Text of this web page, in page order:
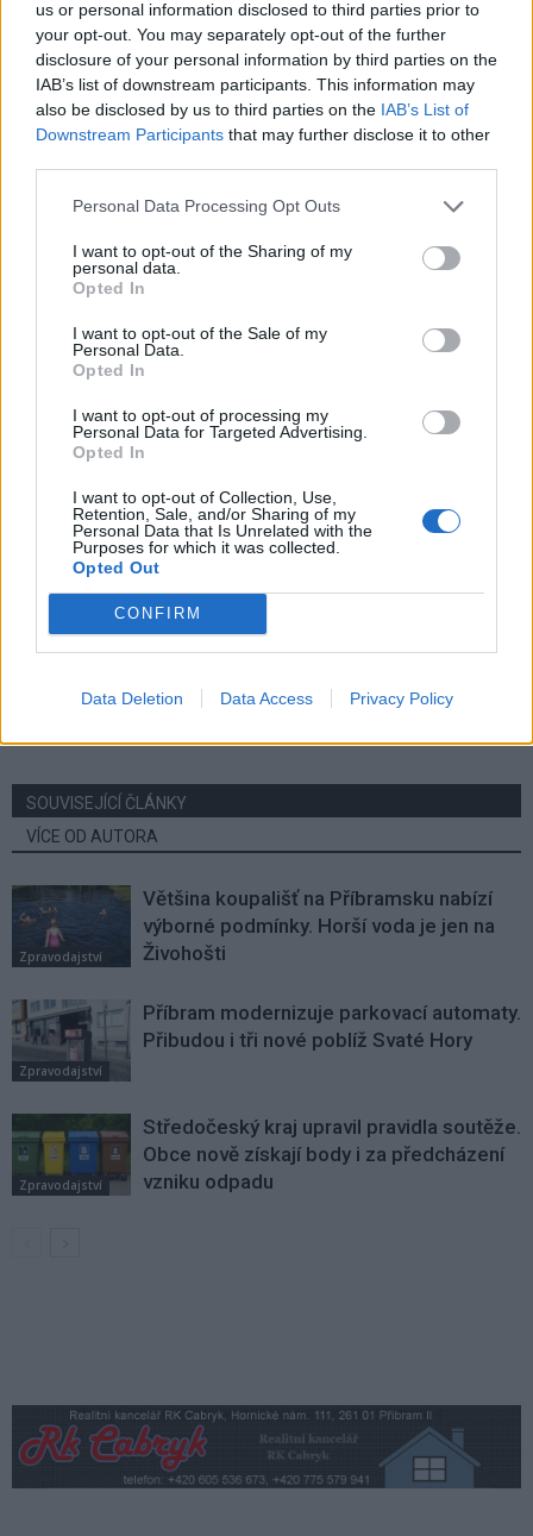
us or personal information disclosed to third parties prior to
your opt-out. You may separately opt-out of the further
disclosure of your personal information by third parties on the
IAB’s list of downstream participants. This information may
also be disclosed by us to third parties on the IAB’s List of
Downstream Participants that may further disclose it to other
Personal Data Processing Opt Outs
I want to opt-out of the Sharing of my
personal data.
Opted In
I want to opt-out of the Sale of my
Personal Data.
Opted In
I want to opt-out of processing my
Personal Data for Targeted Advertising.
Opted In
I want to opt-out of Collection, Use,
Retention, Sale, and/or Sharing of my
Personal Data that Is Unrelated with the
Purposes for which it was collected.
Opted Out
CONFIRM
Data Deletion Data Access Privacy Policy
Z těchto důvodů se EPC projekty často používají v nemocnicích,
školách nebo veřejné správě, kde umožňují efektivně snižovat
energetické výdaje a modernizovat infrastrukturu bez
jednorázového zatížení rozpočtu.
Komentáře
energie investice
Oblastní nemocnice Příbram
Veolia
Předchozí článek
se bude vybírat vstupné
slibuje sport i sousedskou
SOUVISEJÍCÍ ČLÁNKY
VÍCE OD AUTORA
Zpravodajství
Většina koupališť na Příbramsku nabízí
výborné podmínky. Horší voda je jen na
Živohošti
Zpravodajství
Příbram modernizuje parkovací automaty.
Přibudou i tři nové poblíž Svaté Hory
Zpravodajství
Středočeský kraj upravil pravidla soutěže.
Obce nově získají body i za předcházení
vzniku odpadu